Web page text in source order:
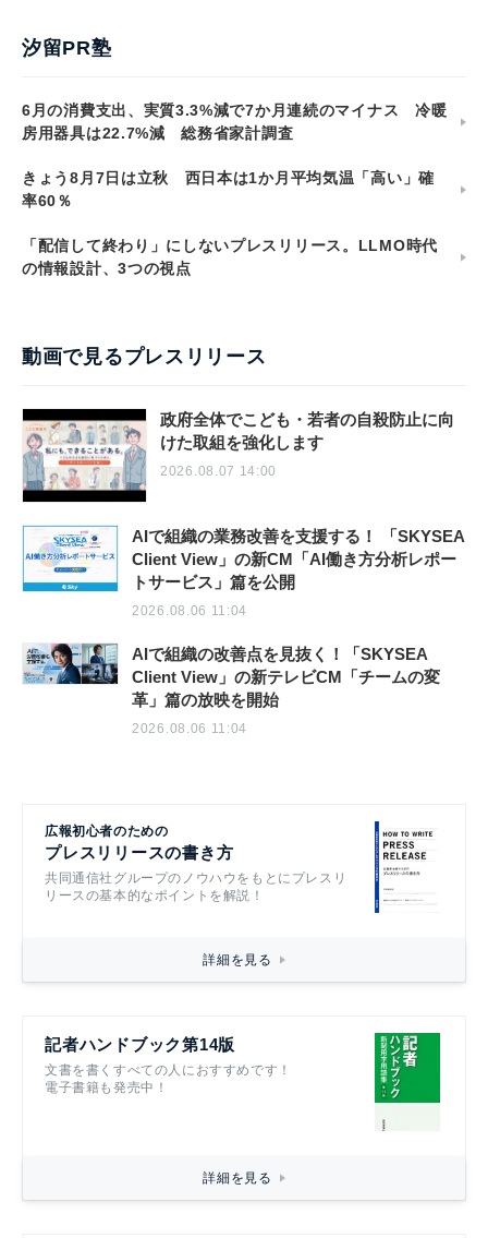
汐留PR塾
6月の消費支出、実質3.3%減で7か月連続のマイナス 冷暖
房用器具は22.7%減 総務省家計調査
きょう8月7日は立秋 西日本は1か月平均気温「高い」確
率60％
「配信して終わり」にしないプレスリリース。LLMO時代
の情報設計、3つの視点
動画で見るプレスリリース
政府全体でこども・若者の自殺防止に向
けた取組を強化します
2026.08.07 14:00
AIで組織の業務改善を支援する！ 「SKYSEA
Client View」の新CM「AI働き方分析レポー
トサービス」篇を公開
2026.08.06 11:04
AIで組織の改善点を見抜く！「SKYSEA
Client View」の新テレビCM「チームの変
革」篇の放映を開始
2026.08.06 11:04
広報初心者のための
プレスリリースの書き方
共同通信社グループのノウハウをもとにプレスリ
リースの基本的なポイントを解説！
詳細を見る
記者ハンドブック第14版
文書を書くすべての人におすすめです！
電子書籍も発売中！
詳細を見る